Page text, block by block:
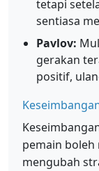
tetapi
sentiasa
Pavlov:
gerakan
positif,
pemain
mengubah